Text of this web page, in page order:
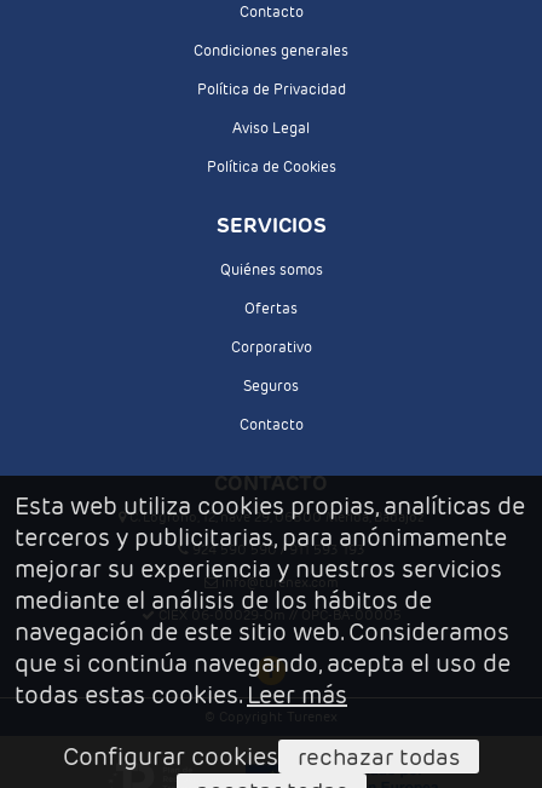
Contacto
Condiciones generales
Política de Privacidad
Aviso Legal
Política de Cookies
SERVICIOS
Quiénes somos
Ofertas
Corporativo
Seguros
Contacto
CONTACTO
C. Logroño, 12, nave 29, 06800 Mérida, Badajoz
924 590 590 / 911 593 193
info@turenex.com
Esta web utiliza cookies propias, analíticas de
terceros y publicitarias, para anónimamente
mejorar su experiencia y nuestros servicios
mediante el análisis de los hábitos de
navegación de este sitio web. Consideramos
que si continúa navegando, acepta el uso de
todas estas cookies. Leer más
Configurar cookies
rechazar todas